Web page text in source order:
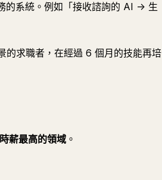
的系統。例如「接收諮詢的 AI -> 生
的求職者，在經過 6 個月的技能再培
薪最高的領域 。